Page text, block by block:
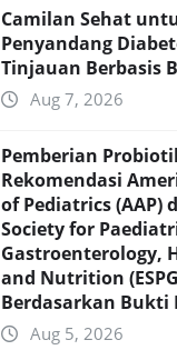
Camilan Sehat
Penyandang
Tinjauan Berbasis
Aug 7, 2026
Pemberian
Rekomendasi
of Pediatrics (AAP)
Society for
Gastroenterology,
and Nutrition
Berdasarkan Bukti
Aug 5, 2026